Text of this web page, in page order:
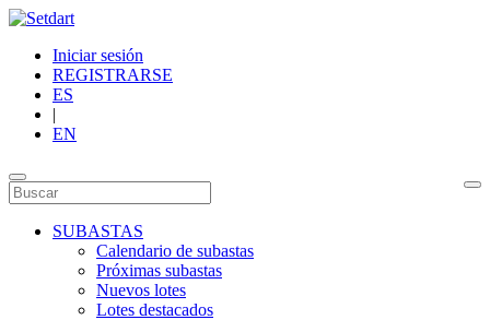
Iniciar sesión
REGISTRARSE
ES
|
EN
SUBASTAS
Calendario de subastas
Próximas subastas
Nuevos lotes
Lotes destacados